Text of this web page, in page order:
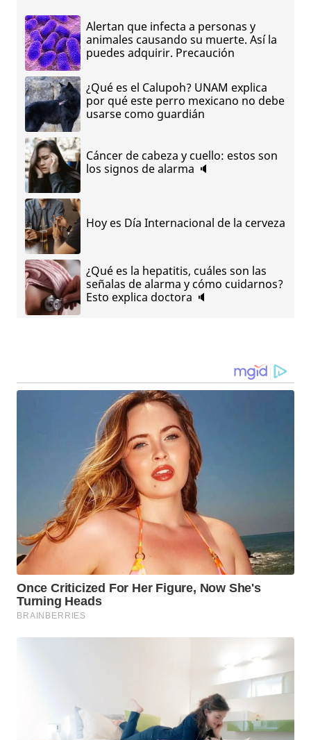
Alertan que infecta a personas y
animales causando su muerte. Así la
puedes adquirir. Precaución
¿Qué es el Calupoh? UNAM explica
por qué este perro mexicano no debe
usarse como guardián
Cáncer de cabeza y cuello: estos son
los signos de alarma 🔈
Hoy es Día Internacional de la cerveza
¿Qué es la hepatitis, cuáles son las
señalas de alarma y cómo cuidarnos?
Esto explica doctora 🔈